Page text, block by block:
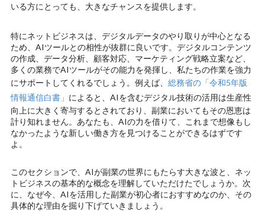
いる方にとっても、大きなチャンスを提供します。
特にネットビジネスは、デジタルデータのやり取りが中心となる
ため、AIツールとの相性が抜群に良いです。デジタルコンテンツ
の作成、データ分析、顧客対応、マーケティング戦略立案など、
多くの業務でAIツールがその能力を発揮し、私たちの作業を強力
にサポートしてくれるでしょう。例えば、 総務省の「令和5年版
情報通信白書」 によると、AIを含むデジタル技術の活用は生産性
向上に大きく寄与するとされており、副業においてもその恩恵は
計り知れません。あなたも、AIの力を借りて、これまで想像もし
なかったような新しい働き方を見つけることができるはずです
よ。
このセクションで、AIが副業の世界にもたらす大きな波と、ネッ
トビジネスの基本的な概念を理解していただけたでしょうか。次
に、なぜ今、AIを活用した副業が初心者におすすめなのか、その
具体的な理由を掘り下げていきましょう。